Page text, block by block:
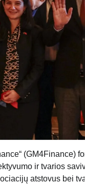
(GM4Finance)
ir tvarios
atstovus bei